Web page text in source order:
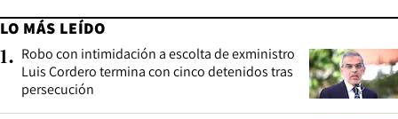
LO MÁS LEÍDO
1. Robo con intimidación a escolta de exministro
Luis Cordero termina con cinco detenidos tras
persecución